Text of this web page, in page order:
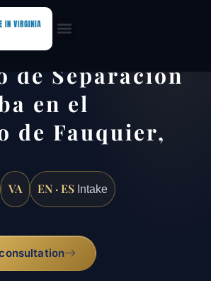
de Separación
en el
de Fauquier,
VA EN · ES Intake